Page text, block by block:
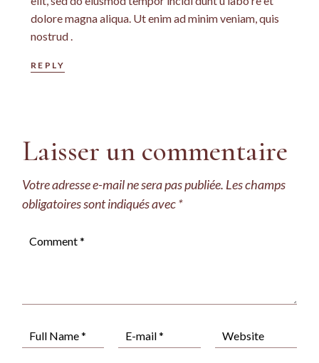
dolore magna aliqua. Ut enim ad minim veniam, quis
nostrud .
REPLY
Laisser un commentaire
Votre adresse e-mail ne sera pas publiée. Les champs
obligatoires sont indiqués avec*